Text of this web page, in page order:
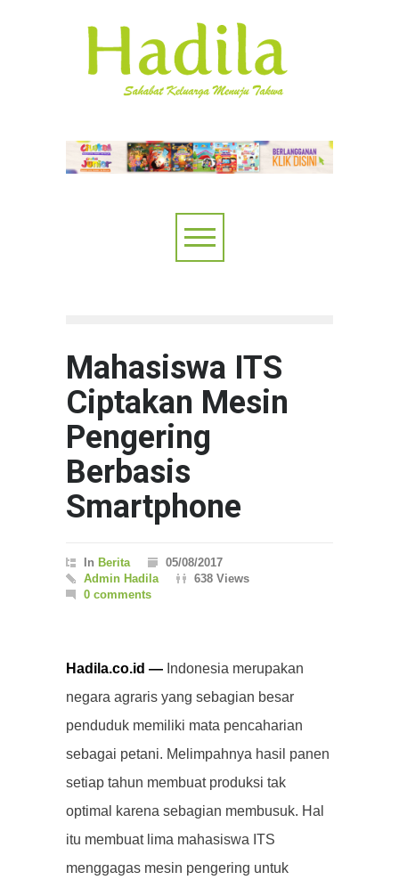
Mahasiswa ITS
Ciptakan Mesin
Pengering
Berbasis
Smartphone
In Berita
05/08/2017
Admin Hadila
638 Views
0 comments
Hadila.co.id — Indonesia merupakan
negara agraris yang sebagian besar
penduduk memiliki mata pencaharian
sebagai petani. Melimpahnya hasil panen
setiap tahun membuat produksi tak
optimal karena sebagian membusuk. Hal
itu membuat lima mahasiswa ITS
menggagas mesin pengering untuk